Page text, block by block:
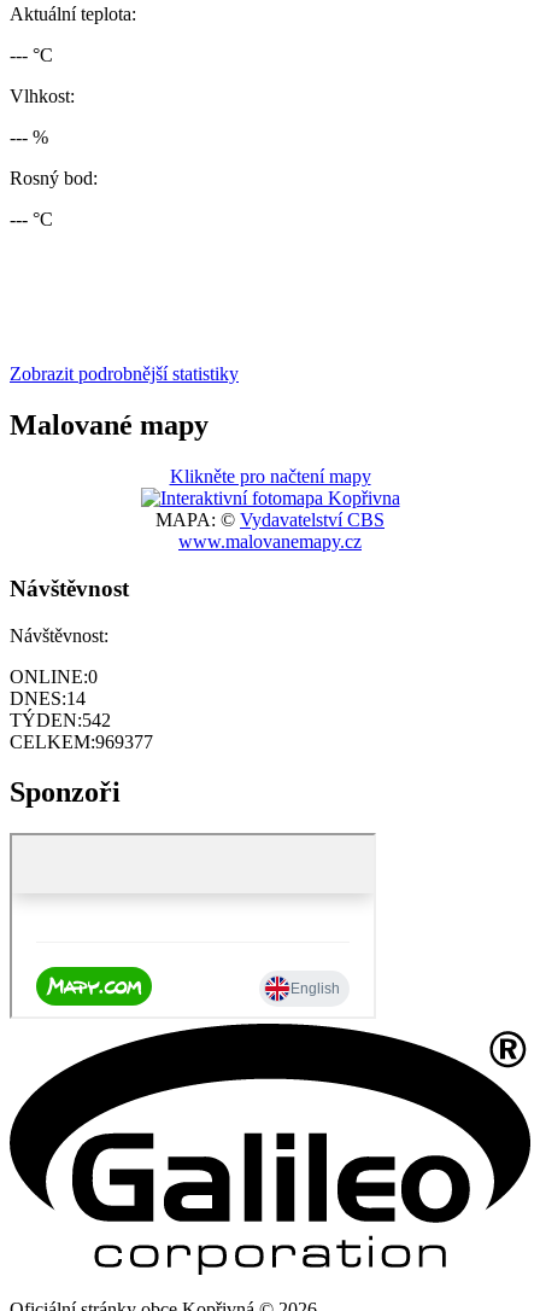
Aktuální teplota:
--- °C
Vlhkost:
--- %
Rosný bod:
--- °C
Zobrazit podrobnější statistiky
Malované mapy
Klikněte pro načtení mapy
MAPA: © Vydavatelství CBS
www.malovanemapy.cz
Návštěvnost
Návštěvnost:
ONLINE:0
DNES:14
TÝDEN:542
CELKEM:969377
Sponzoři